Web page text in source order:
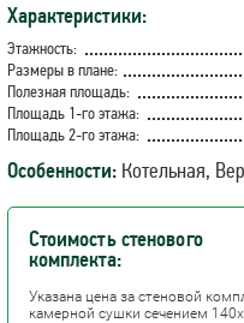
Характеристики:
Этажность:
Размеры в плане:
Полезная площадь:
Площадь 1-го этажа:
Площадь 2-го этажа:
Особенности: Котельная,
Стоимость стенового
комплекта:
Указана цена за стеновой
камерной сушки сечением